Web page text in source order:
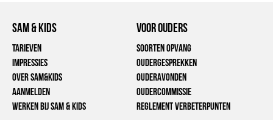
Sam & Kids
Tarieven
Impressies
Over Sam&Kids
Aanmelden
Werken bij Sam & Kids
voor ouders
Soorten opvang
Oudergesprekken
Ouderavonden
Oudercommissie
Reglement verbeterpunten